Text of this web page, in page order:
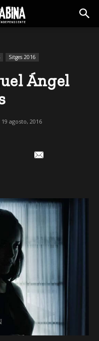
Sitges 2016
Ángel
19 agosto, 2016